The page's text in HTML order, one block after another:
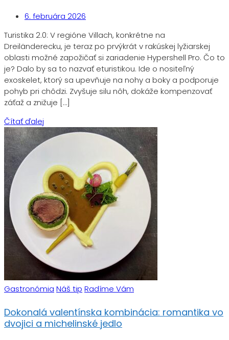
6. februára 2026
Turistika 2.0: V regióne Villach, konkrétne na
Dreiländerecku, je teraz po prvýkrát v rakúskej lyžiarskej
oblasti možné zapožičať si zariadenie Hypershell Pro. Čo to
je? Dalo by sa to nazvať eturistikou. Ide o nositeľný
exoskelet, ktorý sa upevňuje na nohy a boky a podporuje
pohyb pri chôdzi. Zvyšuje silu nôh, dokáže kompenzovať
záťaž a znižuje […]
Čítať ďalej
Gastronómia Náš tip Radíme Vám
Dokonalá valentínska kombinácia: romantika vo
dvojici a michelinské jedlo